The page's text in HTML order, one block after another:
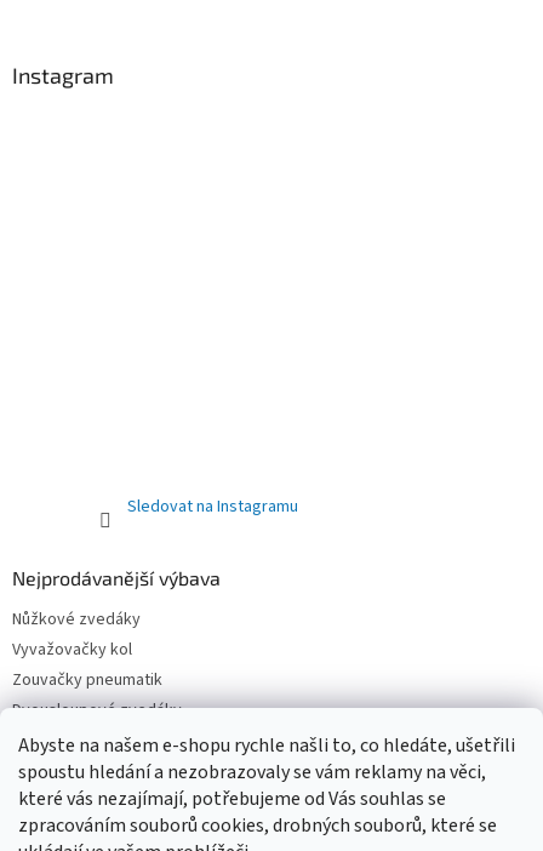
Abyste na našem e-shopu rychle našli to, co hledáte, ušetřili
spoustu hledání a nezobrazovaly se vám reklamy na věci,
které vás nezajímají, potřebujeme od Vás souhlas se
zpracováním souborů cookies, drobných souborů, které se
Instagram
Sledovat na Instagramu
Nejprodávanější výbava
Nůžkové zvedáky
Vyvažovačky kol
Zouvačky pneumatik
Dvousloupové zvedáky
Pneuservisní sety
Čtyřsloupové zvedáky
Jednosloupové zvedáky